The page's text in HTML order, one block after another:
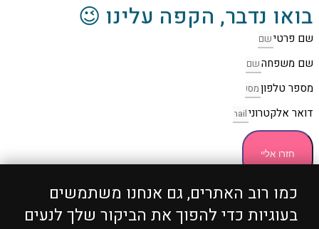
כמו רוב האתרים, גם אנחנו משתמשים
בעוגיות כדי להפוך את הביקור שלך לנעים
בואו נדבר, הקפה עלינו 😉
שם פרטי
שם משפחה
מספר טלפון
דואר אלקטרוני
חזרו אליי
כל הזכויות שמורות 2004 - 2024 © ShopCenterמבית